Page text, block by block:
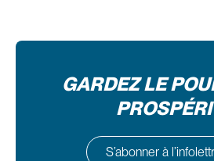
GARDEZ LE
S’abonner à